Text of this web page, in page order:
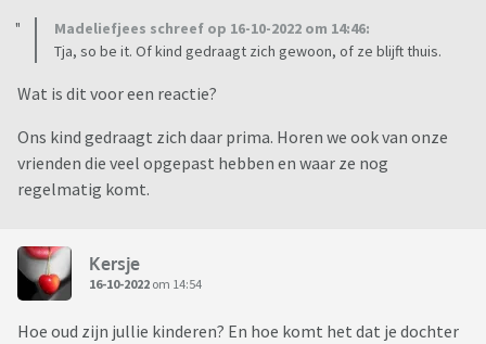
Madeliefjees schreef op 16-10-2022 om 14:46:
Tja, so be it. Of kind gedraagt zich gewoon, of ze blijft thuis.
Wat is dit voor een reactie?
Ons kind gedraagt zich daar prima. Horen we ook van onze
vrienden die veel opgepast hebben en waar ze nog
regelmatig komt.
Kersje
16-10-2022 om 14:54
Hoe oud zijn jullie kinderen? En hoe komt het dat je dochter